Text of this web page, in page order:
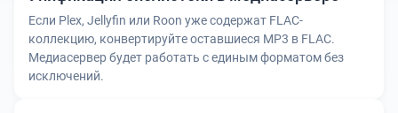
Если Plex, Jellyfin или Roon уже содержат FLAC-
коллекцию, конвертируйте оставшиеся MP3 в FLAC.
Медиасервер будет работать с единым форматом без
исключений.